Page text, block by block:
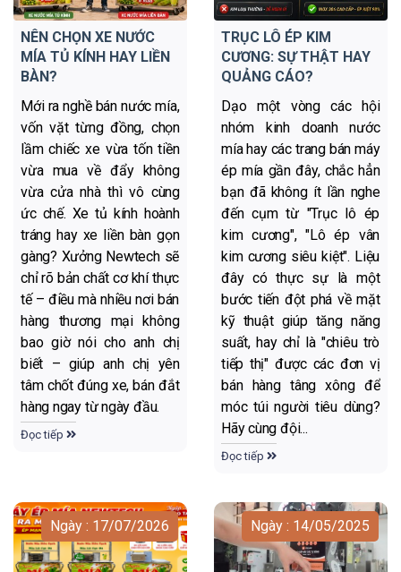
NÊN CHỌN XE NƯỚC
MÍA TỦ KÍNH HAY LIỀN
BÀN?
Mới ra nghề bán nước mía,
vốn vặt từng đồng, chọn
lầm chiếc xe vừa tốn tiền
vừa mua về đẩy không
vừa cửa nhà thì vô cùng
ức chế. Xe tủ kính hoành
tráng hay xe liền bàn gọn
gàng? Xưởng Newtech sẽ
chỉ rõ bản chất cơ khí thực
tế – điều mà nhiều nơi bán
hàng thương mại không
bao giờ nói cho anh chị
biết – giúp anh chị yên
tâm chốt đúng xe, bán đắt
hàng ngay từ ngày đầu.
Đọc tiếp
TRỤC LÔ ÉP KIM
CƯƠNG: SỰ THẬT HAY
QUẢNG CÁO?
Dạo một vòng các hội
nhóm kinh doanh nước
mía hay các trang bán máy
ép mía gần đây, chắc hẳn
bạn đã không ít lần nghe
đến cụm từ "Trục lô ép
kim cương", "Lô ép vân
kim cương siêu kiệt". Liệu
đây có thực sự là một
bước tiến đột phá về mặt
kỹ thuật giúp tăng năng
suất, hay chỉ là "chiêu trò
tiếp thị" được các đơn vị
bán hàng tâng xông để
móc túi người tiêu dùng?
Hãy cùng đội...
Đọc tiếp
Ngày : 17/07/2026 Ngày : 14/05/2025